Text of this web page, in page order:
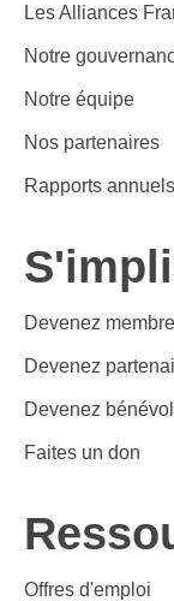
Les Alliances
Notre
Notre équipe
Nos partenaires
Rapports annuels
Devenez membre
Devenez
Devenez
Faites un don
Offres d'emploi